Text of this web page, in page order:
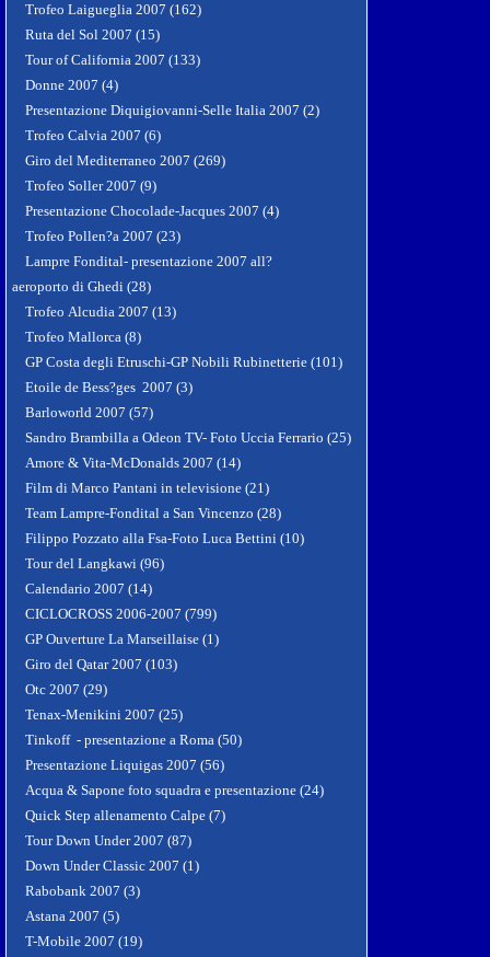
Trofeo Laigueglia 2007 (162)
Ruta del Sol 2007 (15)
Tour of California 2007 (133)
Donne 2007 (4)
Presentazione Diquigiovanni-Selle Italia 2007 (2)
Trofeo Calvia 2007 (6)
Giro del Mediterraneo 2007 (269)
Trofeo Soller 2007 (9)
Presentazione Chocolade-Jacques 2007 (4)
Trofeo Pollen?a 2007 (23)
Lampre Fondital- presentazione 2007 all?
aeroporto di Ghedi (28)
Trofeo Alcudia 2007 (13)
Trofeo Mallorca (8)
GP Costa degli Etruschi-GP Nobili Rubinetterie (101)
Etoile de Bess?ges 2007 (3)
Barloworld 2007 (57)
Sandro Brambilla a Odeon TV- Foto Uccia Ferrario (25)
Amore & Vita-McDonalds 2007 (14)
Film di Marco Pantani in televisione (21)
Team Lampre-Fondital a San Vincenzo (28)
Filippo Pozzato alla Fsa-Foto Luca Bettini (10)
Tour del Langkawi (96)
Calendario 2007 (14)
CICLOCROSS 2006-2007 (799)
GP Ouverture La Marseillaise (1)
Giro del Qatar 2007 (103)
Otc 2007 (29)
Tenax-Menikini 2007 (25)
Tinkoff - presentazione a Roma (50)
Presentazione Liquigas 2007 (56)
Acqua & Sapone foto squadra e presentazione (24)
Quick Step allenamento Calpe (7)
Tour Down Under 2007 (87)
Down Under Classic 2007 (1)
Rabobank 2007 (3)
Astana 2007 (5)
T-Mobile 2007 (19)